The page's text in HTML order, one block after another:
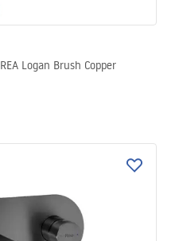
Logan Brush Copper